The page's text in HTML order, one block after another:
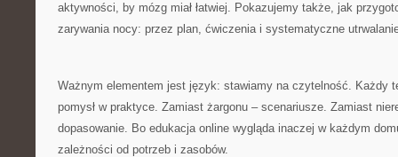
aktywności, by mózg miał łatwiej. Pokazujemy także, jak
zarywania nocy: przez plan, ćwiczenia i systematyczne
Ważnym elementem jest język: stawiamy na czytelność. Każdy
pomysł w praktyce. Zamiast żargonu – scenariusze. Zamiast
dopasowanie. Bo edukacja online wygląda inaczej w każdym
zależności od potrzeb i zasobów.